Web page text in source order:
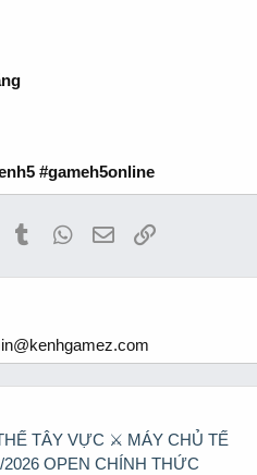
#gameh5online
PinterestTumblrWhatsApp
EmailLink
TÂY VỰC ⚔️ MÁY CHỦ TẾ
OPEN CHÍNH THỨC